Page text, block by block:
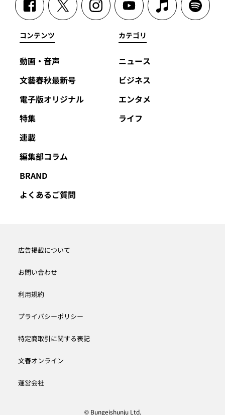
コンテンツ
動画・音声
文藝春秋最新号
電子版オリジナル
特集
連載
編集部コラム
BRAND
よくあるご質問
カテゴリ
ニュース
ビジネス
エンタメ
ライフ
広告掲載について
お問い合わせ
利用規約
プライバシーポリシー
特定商取引に関する表記
文春オンライン
運営会社
© Bungeishunju Ltd.